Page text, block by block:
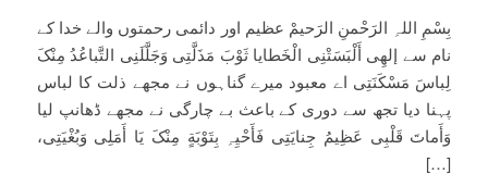
بِسْمِ اللہِ الرَحْمنِ الرَحیمْ عظیم اور دائمی رحمتوں والے خدا کے
نام سے إلھِی أَلْبَسَتْنِی الْخَطایا ثَوْبَ مَذَلَّتِی وَجَلَّلَنِی التَّباعُدُ مِنْکَ
لِباسَ مَسْکَنَتِی اے معبود میرے گناہوں نے مجھے ذلت کا لباس
پہنا دیا تجھ سے دوری کے باعث بے چارگی نے مجھے ڈھانپ لیا
وَأَماتَ قَلْبِی عَظِیمُ جِنایَتِی فَأَحْیِہِ بِتَوْبَةٍ مِنْکَ یَا أَمَلِی وَبُغْیَتِی،
[…]